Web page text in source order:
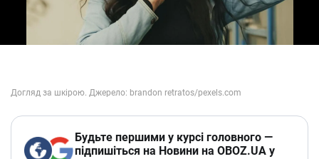
Будьте першими у курсі головного —
підпишіться на Новини на OBOZ.UA у